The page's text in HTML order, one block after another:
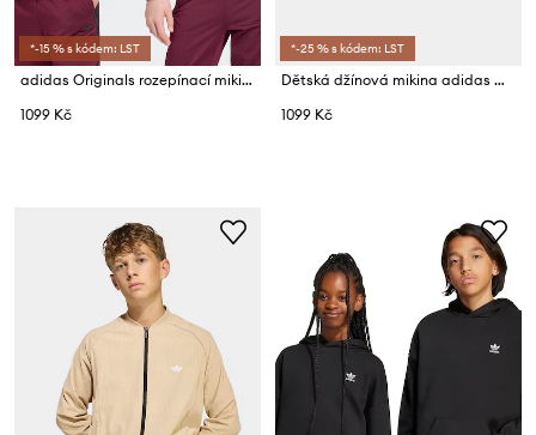
*-15 % s kódem: LST
adidas Originals rozepínací mikina dětská
1099 Kč
*-25 % s kódem: LST
Dětská džínová mikina adidas Originals
1099 Kč